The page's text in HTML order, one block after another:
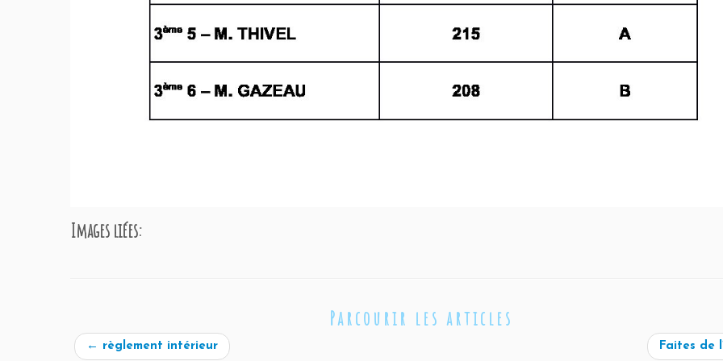
Images liées:
Parcourir les articles
← règlement intérieur Faites de